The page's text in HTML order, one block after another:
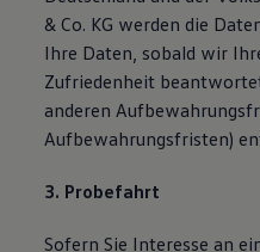
& Co. KG werden die
Ihre Daten, sobald wir
Zufriedenheit
anderen
Aufbewahrungsfristen)
3. Probefahrt
Sofern Sie Interesse an